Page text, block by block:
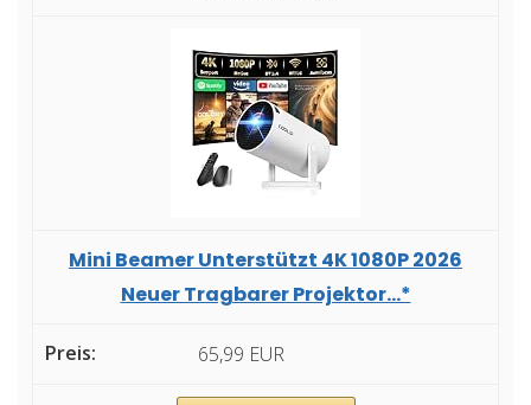
Mini Beamer Unterstützt 4K 1080P 2026
Neuer Tragbarer Projektor...*
65,99 EUR